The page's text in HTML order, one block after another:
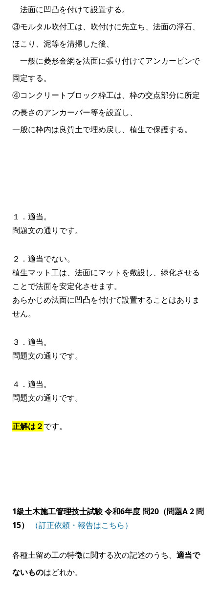
法面に凹凸を付けて設置する。
③モルタル吹付工は、吹付けに先立ち、法面の浮石、
ほこり、泥等を清掃した後、
一般に菱形金網を法面に張り付けてアンカーピンで
固定する。
④コンクリートブロック枠工は、枠の交点部分に所定
の長さのアンカーバー等を設置し、
一般に枠内は良質土で埋め戻し、植生で保護する。
１．適当。
問題文の通りです。
２．適当でない。
植生マット工は、法面にマットを敷設し、緑化させる
ことで法面を安定化させます。
あらかじめ法面に凹凸を付けて設置することはありま
せん。
３．適当。
問題文の通りです。
４．適当。
問題文の通りです。
正解は２です。
1級土木施工管理技士試験 令和6年度 問20（問題A 2 問
15）
（訂正依頼・報告はこちら）
各種土留め工の特徴に関する次の記述のうち、 適当で
ないものはどれか。